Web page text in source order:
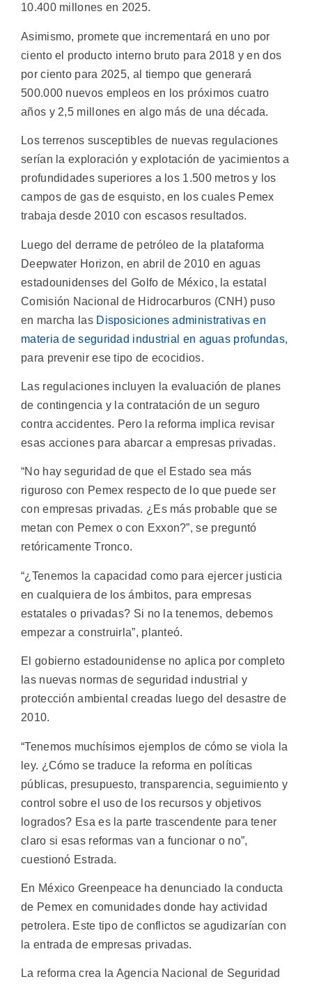
10.400 millones en 2025.
Asimismo, promete que incrementará en uno por
ciento el producto interno bruto para 2018 y en dos
por ciento para 2025, al tiempo que generará
500.000 nuevos empleos en los próximos cuatro
años y 2,5 millones en algo más de una década.
Los terrenos susceptibles de nuevas regulaciones
serían la exploración y explotación de yacimientos a
profundidades superiores a los 1.500 metros y los
campos de gas de esquisto, en los cuales Pemex
trabaja desde 2010 con escasos resultados.
Luego del derrame de petróleo de la plataforma
Deepwater Horizon, en abril de 2010 en aguas
estadounidenses del Golfo de México, la estatal
Comisión Nacional de Hidrocarburos (CNH) puso
en marcha las Disposiciones administrativas en
materia de seguridad industrial en aguas profundas,
para prevenir ese tipo de ecocidios.
Las regulaciones incluyen la evaluación de planes
de contingencia y la contratación de un seguro
contra accidentes. Pero la reforma implica revisar
esas acciones para abarcar a empresas privadas.
“No hay seguridad de que el Estado sea más
riguroso con Pemex respecto de lo que puede ser
con empresas privadas. ¿Es más probable que se
metan con Pemex o con Exxon?”, se preguntó
retóricamente Tronco.
“¿Tenemos la capacidad como para ejercer justicia
en cualquiera de los ámbitos, para empresas
estatales o privadas? Si no la tenemos, debemos
empezar a construirla”, planteó.
El gobierno estadounidense no aplica por completo
las nuevas normas de seguridad industrial y
protección ambiental creadas luego del desastre de
2010.
“Tenemos muchísimos ejemplos de cómo se viola la
ley. ¿Cómo se traduce la reforma en políticas
públicas, presupuesto, transparencia, seguimiento y
control sobre el uso de los recursos y objetivos
logrados? Esa es la parte trascendente para tener
claro si esas reformas van a funcionar o no”,
cuestionó Estrada.
En México Greenpeace ha denunciado la conducta
de Pemex en comunidades donde hay actividad
petrolera. Este tipo de conflictos se agudizarían con
la entrada de empresas privadas.
La reforma crea la Agencia Nacional de Seguridad